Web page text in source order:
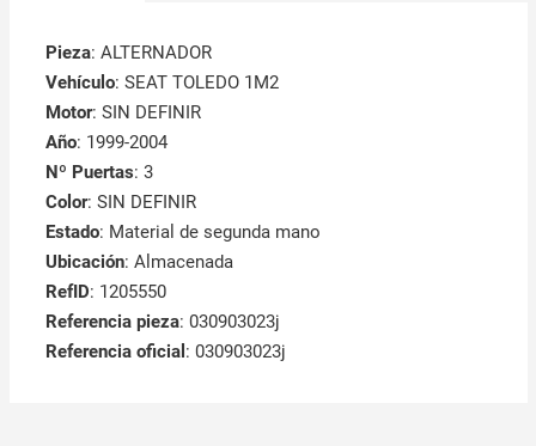
Pieza: ALTERNADOR
Vehículo: SEAT TOLEDO 1M2
Motor: SIN DEFINIR
Año: 1999-2004
Nº Puertas: 3
Color: SIN DEFINIR
Estado: Material de segunda mano
Ubicación: Almacenada
RefID: 1205550
Referencia pieza: 030903023j
Referencia oficial : 030903023j